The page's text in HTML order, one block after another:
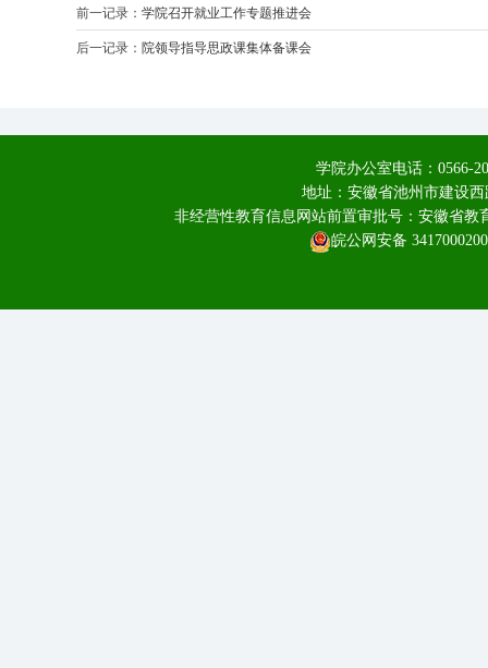
前一记录： 学院召开就业工作专题推进会
后一记录： 院领导指导思政课集体备课会
学院办公室电话：0566-
地址：安徽省池州市建设
非经营性教育信息网站前置审批号：安徽省
皖公网安备